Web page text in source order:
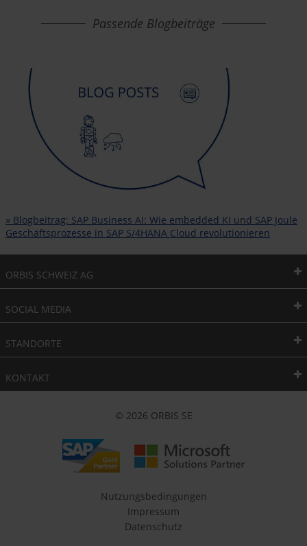
Passende Blogbeiträge
» Blogbeitrag: SAP Business AI: Wie embedded KI und SAP Joule
Geschäftsprozesse in SAP S/4HANA Cloud revolutionieren
ORBIS SCHWEIZ AG
SOCIAL MEDIA
STANDORTE
KONTAKT
© 2026 ORBIS SE
Nutzungsbedingungen
Impressum
Datenschutz